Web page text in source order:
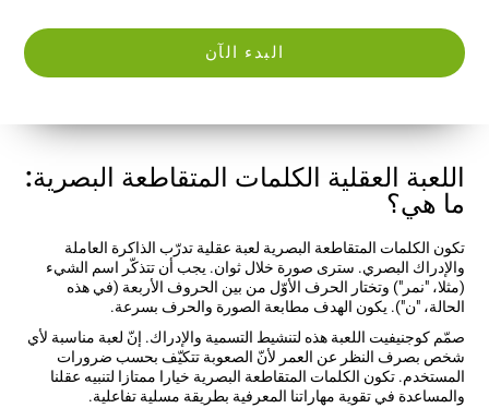
البدء الآن
اللعبة العقلية الكلمات المتقاطعة البصرية:
ما هي؟
تكون الكلمات المتقاطعة البصرية لعبة عقلية تدرّب الذاكرة العاملة
والإدراك البصري. سترى صورة خلال ثوان. يجب أن تتذكّر اسم الشيء
(مثلا، "نمر") وتختار الحرف الأوّل من بين الحروف الأربعة (في هذه
الحالة، "ن"). يكون الهدف مطابعة الصورة والحرف بسرعة.
صمّم كوجنيفيت اللعبة هذه لتنشيط التسمية والإدراك. إنّ لعبة مناسبة لأي
شخص بصرف النظر عن العمر لأنّ الصعوبة تتكيّف بحسب ضرورات
المستخدم. تكون الكلمات المتقاطعة البصرية خيارا ممتازا لتنبيه عقلنا
والمساعدة في تقوية مهاراتنا المعرفية بطريقة مسلية تفاعلية.